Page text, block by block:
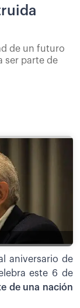
de un futuro
ser parte de
aniversario de
este 6 de
de una nación